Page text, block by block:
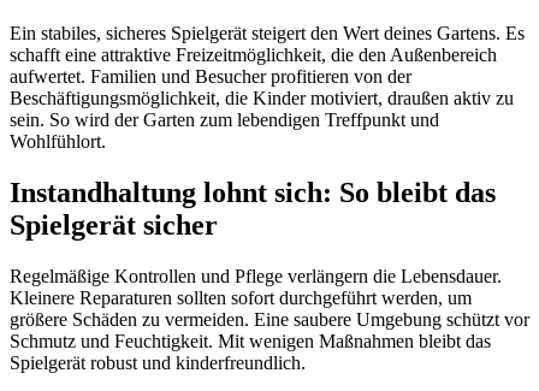
Ein stabiles, sicheres Spielgerät steigert den Wert deines Gartens. Es
schafft eine attraktive Freizeitmöglichkeit, die den Außenbereich
aufwertet. Familien und Besucher profitieren von der
Beschäftigungsmöglichkeit, die Kinder motiviert, draußen aktiv zu
sein. So wird der Garten zum lebendigen Treffpunkt und
Wohlfühlort.
Instandhaltung lohnt sich: So bleibt das
Spielgerät sicher
Regelmäßige Kontrollen und Pflege verlängern die Lebensdauer.
Kleinere Reparaturen sollten sofort durchgeführt werden, um
größere Schäden zu vermeiden. Eine saubere Umgebung schützt vor
Schmutz und Feuchtigkeit. Mit wenigen Maßnahmen bleibt das
Spielgerät robust und kinderfreundlich.